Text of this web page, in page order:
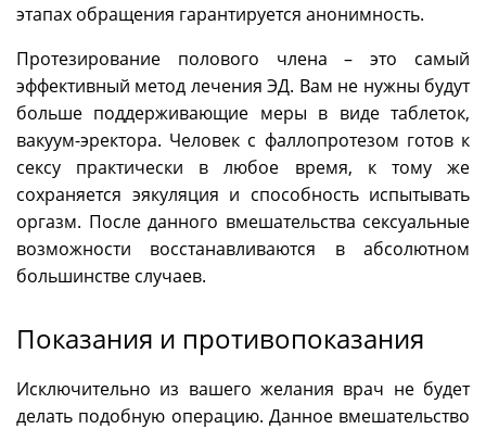
этапах обращения гарантируется анонимность.
Протезирование полового члена – это самый
эффективный метод лечения ЭД. Вам не нужны будут
больше поддерживающие меры в виде таблеток,
вакуум-эректора. Человек с фаллопротезом готов к
сексу практически в любое время, к тому же
сохраняется эякуляция и способность испытывать
оргазм. После данного вмешательства сексуальные
возможности восстанавливаются в абсолютном
большинстве случаев.
Показания и противопоказания
Исключительно из вашего желания врач не будет
делать подобную операцию. Данное вмешательство